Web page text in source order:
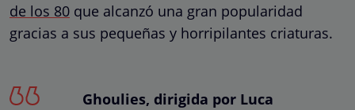
de los 80 que alcanzó una gran popularidad
gracias a sus pequeñas y horripilantes criaturas.
Ghoulies, dirigida por Luca